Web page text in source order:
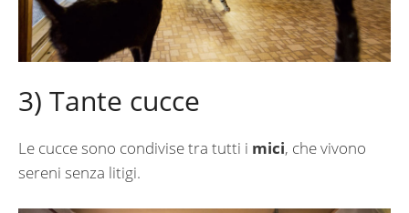
3) Tante cucce
Le cucce sono condivise tra tutti i mici, che vivono
sereni senza litigi.